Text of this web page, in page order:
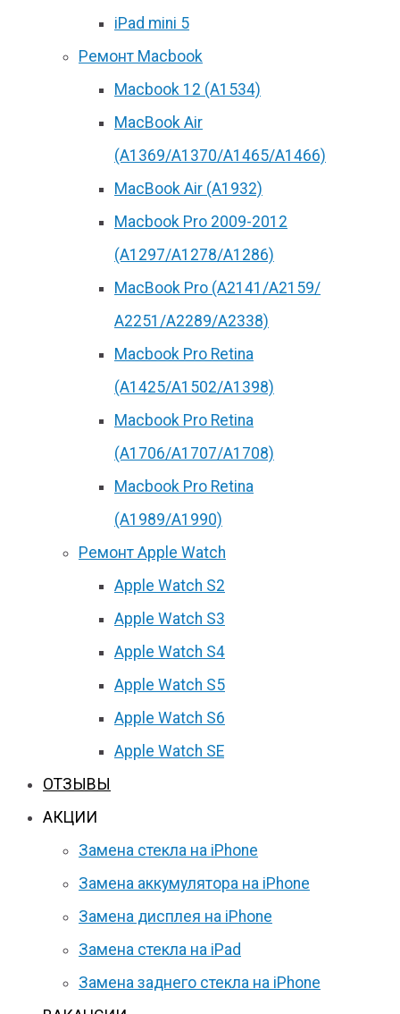
iPad mini 5
Ремонт Macbook
Macbook 12 (А1534)
MacBook Air
(A1369/A1370/A1465/A1466)
MacBook Air (A1932)
Macbook Pro 2009-2012
(A1297/A1278/A1286)
MacBook Pro (А2141/А2159/
А2251/A2289/A2338)
Macbook Pro Retina
(А1425/A1502/A1398)
Macbook Pro Retina
(А1706/A1707/A1708)
Macbook Pro Retina
(А1989/A1990)
Ремонт Apple Watch
Apple Watch S2
Apple Watch S3
Apple Watch S4
Apple Watch S5
Apple Watch S6
Apple Watch SE
ОТЗЫВЫ
АКЦИИ
Замена стекла на iPhone
Замена аккумулятора на iPhone
Замена дисплея на iPhone
Замена стекла на iPad
Замена заднего стекла на iPhone